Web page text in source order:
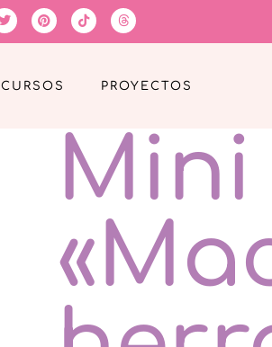
CURSOS PROYECTOS
Mini